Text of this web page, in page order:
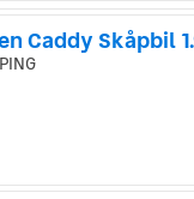
Caddy Skåpbil